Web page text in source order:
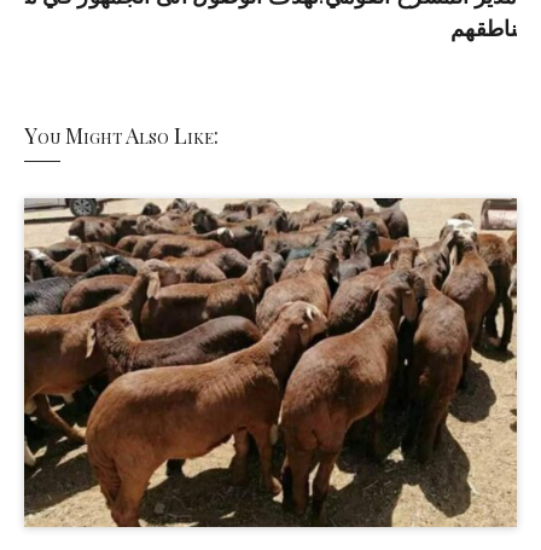
ناطقهم
You Might Also Like: